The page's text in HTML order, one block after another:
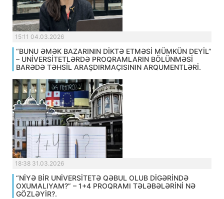
15:11 04.03.2026
“BUNU ƏMƏK BAZARININ DİKTƏ ETMƏSİ MÜMKÜN DEYİL”
– UNİVERSİTETLƏRDƏ PROQRAMLARIN BÖLÜNMƏSİ
BARƏDƏ TƏHSİL ARAŞDIRMAÇISININ ARQUMENTLƏRİ.
18:38 31.03.2026
“NİYƏ BİR UNİVERSİTETƏ QƏBUL OLUB DİGƏRİNDƏ
OXUMALIYAM?” – 1+4 PROQRAMI TƏLƏBƏLƏRİNİ NƏ
GÖZLƏYİR?.